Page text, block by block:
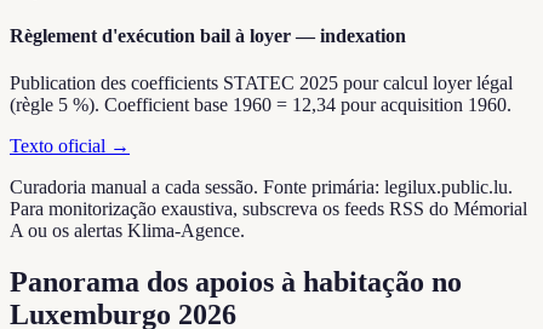
Règlement d'exécution bail à loyer — indexation
Publication des coefficients STATEC 2025 pour calcul loyer légal
(règle 5 %). Coefficient base 1960 = 12,34 pour acquisition 1960.
Texto oficial →
Curadoria manual a cada sessão. Fonte primária: legilux.public.lu.
Para monitorização exaustiva, subscreva os feeds RSS do Mémorial
A ou os alertas Klima-Agence.
Panorama dos apoios à habitação no
Luxemburgo 2026